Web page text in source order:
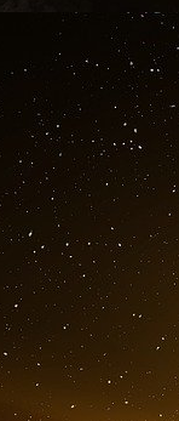
politique.
visant à
La
Une
électriques
relancer la
son secteur
abordable
résilientes.
doivent être
être
rester